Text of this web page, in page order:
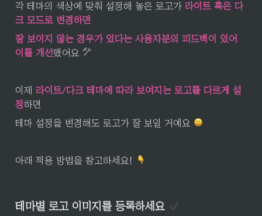
각 테마의 색상에 맞춰 설정해 놓은 로고가 라이트 혹은 다
크 모드로 변경하면
잘 보이지 않는 경우가 있다는 사용자분의 피드백이 있어
이를 개선했어요
이제 라이트/다크 테마에 따라 보여지는 로고를 다르게 설
정하면
테마 설정을 변경해도 로고가 잘 보일 거예요
아래 적용 방법을 참고하세요!
테마별 로고 이미지를 등록하세요